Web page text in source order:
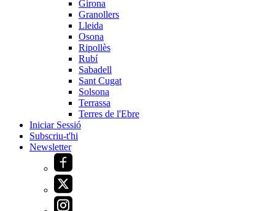
Girona
Granollers
Lleida
Osona
Ripollès
Rubí
Sabadell
Sant Cugat
Solsona
Terrassa
Terres de l'Ebre
Iniciar Sessió
Subscriu-t'hi
Newsletter